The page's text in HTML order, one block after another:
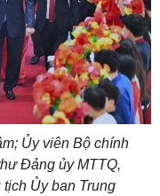
Ủy viên Bộ chính
Đảng ủy MTTQ,
Ủy ban Trung